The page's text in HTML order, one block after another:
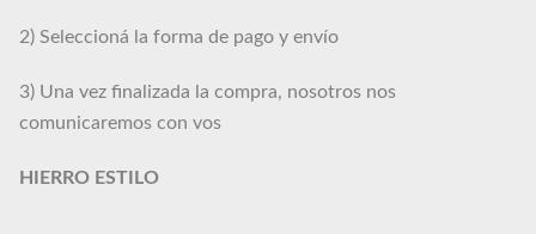
2) Seleccioná la forma de pago y envío
3) Una vez finalizada la compra, nosotros nos
comunicaremos con vos
HIERRO ESTILO